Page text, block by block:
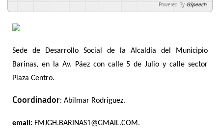
Powered By GSpeech
Sede de Desarrollo Social de la Alcaldía del Municipio
Barinas, en la Av. Páez con calle 5 de Julio y calle sector
Plaza Centro.
Coordinador: Abilmar Rodriguez.
email: FMJGH.BARINAS1@GMAIL.COM.